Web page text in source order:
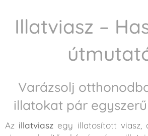
Illatviasz –
Varázsolj
illatokat pár
Az illatviasz egy illatosított viasz,